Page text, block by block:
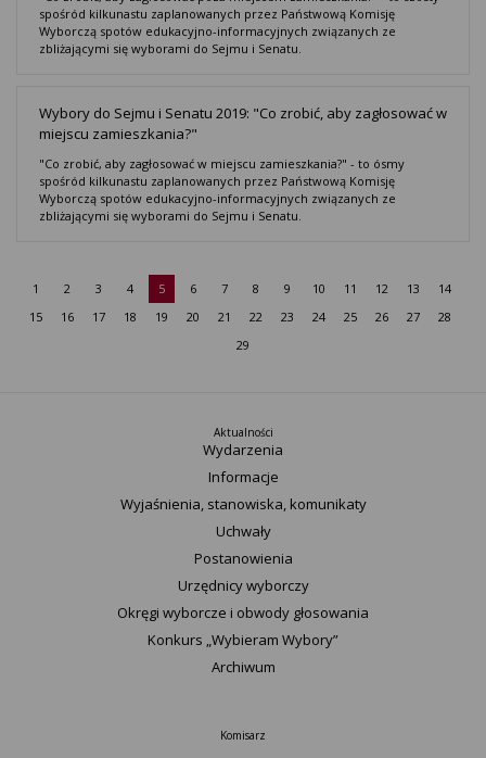
spośród kilkunastu zaplanowanych przez Państwową Komisję
Wyborczą spotów edukacyjno-informacyjnych związanych ze
zbliżającymi się wyborami do Sejmu i Senatu.
Wybory do Sejmu i Senatu 2019: "Co zrobić, aby zagłosować w
miejscu zamieszkania?"
"Co zrobić, aby zagłosować w miejscu zamieszkania?" - to ósmy
spośród kilkunastu zaplanowanych przez Państwową Komisję
Wyborczą spotów edukacyjno-informacyjnych związanych ze
zbliżającymi się wyborami do Sejmu i Senatu.
1 2 3 4 5 6 7 8 9 10 11 12 13
14
15
16 17 18 19 20 21 22 23 24 25 26 27
28
29
Aktualności
Wydarzenia
Informacje
Wyjaśnienia, stanowiska, komunikaty
Uchwały
Postanowienia
Urzędnicy wyborczy
Okręgi wyborcze i obwody głosowania
Konkurs „Wybieram Wybory”
Archiwum
Komisarz